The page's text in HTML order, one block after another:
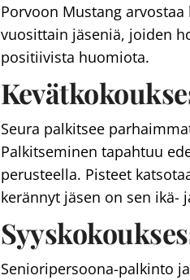
Porvoon Mustang
vuosittain jäseniä, joiden
positiivista huomiota.
Seura palkitsee
Palkitseminen tapahtuu
perusteella. Pisteet
kerännyt jäsen on sen ikä-
Senioripersoona-palkinto